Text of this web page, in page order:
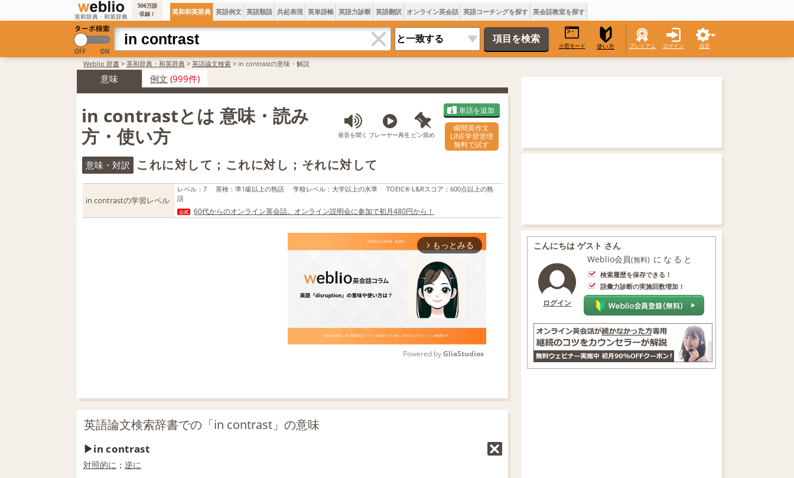
英和辞典・和英辞典
506万語
収録！
英和和英辞典 英語例文 英語類語 共起表現 英単語帳 英語力診断 英語翻訳 オンライン英会話 英語コーチングを探す 英会話教室を探す
小窓モード 使い方 プレミアム ログイン 設定
Weblio 辞書 > 英和辞典・和英辞典 > 英語論文検索 > in contrastの意味・解説
意味 例文 (999件)
in contrastとは 意味・読み
方・使い方
発音を聞く プレーヤー再生 ピン留め
単語を追加
瞬間英作文
LINE学習管理
無料で試す
意味・対訳 これに対して；これに対し；それに対して
in contrastの学習レベル
レベル ： 7 英検 ： 準1級以上の熟語 学校レベル ： 大学以上の水準 TOEIC® L&Rスコア ： 600点以上の熟
語
公式 60代からのオンライン英会話。オンライン説明会に参加で初月480円から！
arrow_forward_ios もっとみる
Powered by GliaStudios
英語論文検索辞書での「in contrast」の意味
in contrast
対照的に ； 逆に
こんにちは ゲスト さん
ログイン
Weblio会員(無料) になると
検索履歴を保存できる！
語彙力診断の実施回数増加！